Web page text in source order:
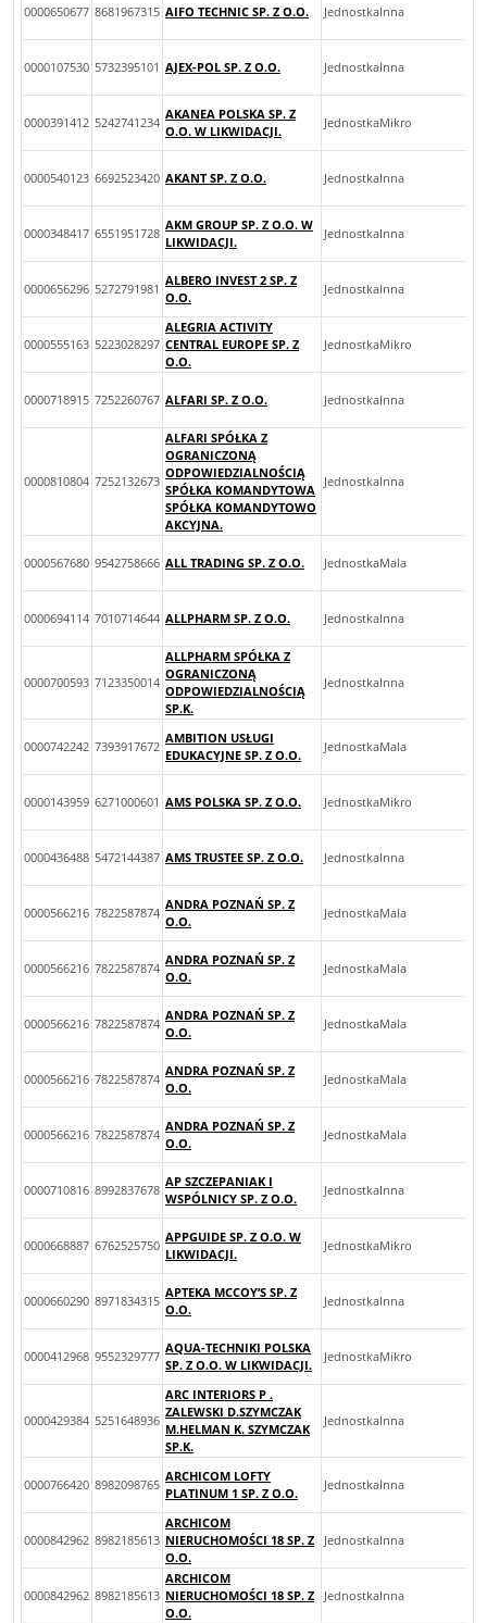
0000650677 8681967315 AIFO TECHNIC SP. Z O.O. JednostkaInna
0000107530 5732395101 AJEX-POL SP. Z O.O. JednostkaInna
0000391412 5242741234
AKANEA POLSKA SP. Z
O.O. W LIKWIDACJI.
JednostkaMikro
0000540123 6692523420 AKANT SP. Z O.O. JednostkaInna
0000348417 6551951728
AKM GROUP SP. Z O.O. W
LIKWIDACJI.
JednostkaInna
0000656296 5272791981
ALBERO INVEST 2 SP. Z
O.O.
JednostkaInna
0000555163 5223028297
ALEGRIA ACTIVITY
CENTRAL EUROPE SP. Z
O.O.
JednostkaMikro
0000718915 7252260767 ALFARI SP. Z O.O. JednostkaInna
0000810804 7252132673
ALFARI SPÓŁKA Z
OGRANICZONĄ
ODPOWIEDZIALNOŚCIĄ
SPÓŁKA KOMANDYTOWA
SPÓŁKA KOMANDYTOWO
AKCYJNA.
JednostkaInna
0000567680 9542758666 ALL TRADING SP. Z O.O. JednostkaMala
0000694114 7010714644 ALLPHARM SP. Z O.O. JednostkaInna
0000700593 7123350014
ALLPHARM SPÓŁKA Z
OGRANICZONĄ
ODPOWIEDZIALNOŚCIĄ
SP.K.
JednostkaInna
0000742242 7393917672
AMBITION USŁUGI
EDUKACYJNE SP. Z O.O.
JednostkaMala
0000143959 6271000601 AMS POLSKA SP. Z O.O. JednostkaMikro
0000436488 5472144387 AMS TRUSTEE SP. Z O.O. JednostkaInna
0000566216 7822587874
ANDRA POZNAŃ SP. Z
O.O.
JednostkaMala
0000566216 7822587874
ANDRA POZNAŃ SP. Z
O.O.
JednostkaMala
0000566216 7822587874
ANDRA POZNAŃ SP. Z
O.O.
JednostkaMala
0000566216 7822587874
ANDRA POZNAŃ SP. Z
O.O.
JednostkaMala
0000566216 7822587874
ANDRA POZNAŃ SP. Z
O.O.
JednostkaMala
0000710816 8992837678
AP SZCZEPANIAK I
WSPÓLNICY SP. Z O.O.
JednostkaInna
0000668887 6762525750
APPGUIDE SP. Z O.O. W
LIKWIDACJI.
JednostkaMikro
0000660290 8971834315
APTEKA MCCOY’S SP. Z
O.O.
JednostkaInna
0000412968 9552329777
AQUA-TECHNIKI POLSKA
SP. Z O.O. W LIKWIDACJI.
JednostkaMikro
0000429384 5251648936
ARC INTERIORS P .
ZALEWSKI D.SZYMCZAK
M.HELMAN K. SZYMCZAK
SP.K.
JednostkaInna
0000766420 8982098765
ARCHICOM LOFTY
PLATINUM 1 SP. Z O.O.
JednostkaInna
0000842962 8982185613
ARCHICOM
NIERUCHOMOŚCI 18 SP. Z
O.O.
JednostkaInna
0000842962 8982185613
ARCHICOM
NIERUCHOMOŚCI 18 SP. Z
O.O.
JednostkaInna